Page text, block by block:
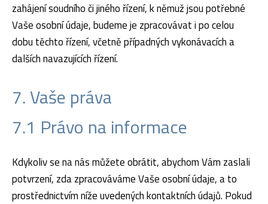
zahájení soudního či jiného řízení, k němuž jsou potřebné
Vaše osobní údaje, budeme je zpracovávat i po celou
dobu těchto řízení, včetně případných vykonávacích a
dalších navazujících řízení.
7. Vaše práva
7.1 Právo na informace
Kdykoliv se na nás můžete obrátit, abychom Vám zaslali
potvrzení, zda zpracováváme Vaše osobní údaje, a to
prostřednictvím níže uvedených kontaktních údajů. Pokud